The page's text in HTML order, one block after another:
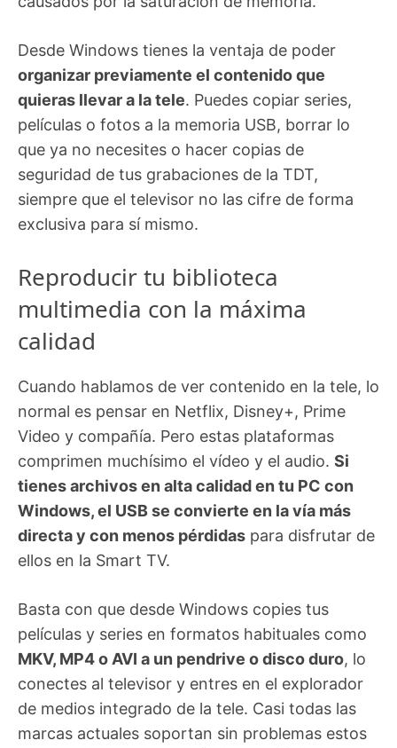
Desde Windows tienes la ventaja de poder
organizar previamente el contenido que
quieras llevar a la tele. Puedes copiar series,
películas o fotos a la memoria USB, borrar lo
que ya no necesites o hacer copias de
seguridad de tus grabaciones de la TDT,
siempre que el televisor no las cifre de forma
exclusiva para sí mismo.
Reproducir tu biblioteca
multimedia con la máxima
calidad
Cuando hablamos de ver contenido en la tele, lo
normal es pensar en Netflix, Disney+, Prime
Video y compañía. Pero estas plataformas
comprimen muchísimo el vídeo y el audio. Si
tienes archivos en alta calidad en tu PC con
Windows, el USB se convierte en la vía más
directa y con menos pérdidas para disfrutar de
ellos en la Smart TV.
Basta con que desde Windows copies tus
películas y series en formatos habituales como
MKV, MP4 o AVI a un pendrive o disco duro, lo
conectes al televisor y entres en el explorador
de medios integrado de la tele. Casi todas las
marcas actuales soportan sin problemas estos